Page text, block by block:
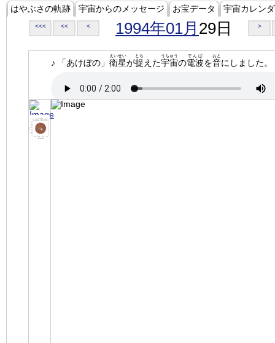
はやぶさの軌跡 宇宙からのメッセージ お宝データ 宇宙カレン
<<< << < 1994年01月 29日 >
♪ 「あけぼの」 衛星
えいせい
が捉
とら
えた宇宙
うちゅう
の電波
でんぱ
を音
おと
にしました。